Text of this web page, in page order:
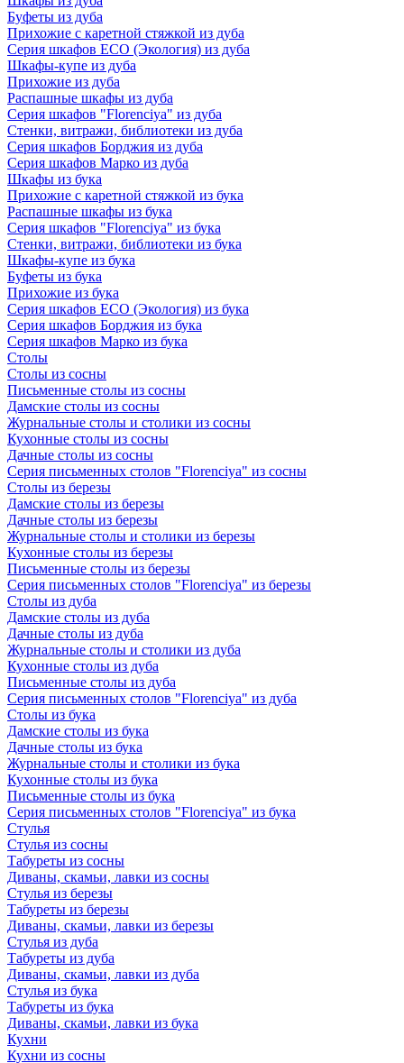
Буфеты из дуба
Прихожие с каретной стяжкой из дуба
Серия шкафов ECO (Экология) из дуба
Шкафы-купе из дуба
Прихожие из дуба
Распашные шкафы из дуба
Серия шкафов "Florenciya" из дуба
Стенки, витражи, библиотеки из дуба
Серия шкафов Борджия из дуба
Серия шкафов Марко из дуба
Шкафы из бука
Прихожие с каретной стяжкой из бука
Распашные шкафы из бука
Серия шкафов "Florenciya" из бука
Стенки, витражи, библиотеки из бука
Шкафы-купе из бука
Буфеты из бука
Прихожие из бука
Серия шкафов ECO (Экология) из бука
Серия шкафов Борджия из бука
Серия шкафов Марко из бука
Столы
Столы из сосны
Письменные столы из сосны
Дамские столы из сосны
Журнальные столы и столики из сосны
Кухонные столы из сосны
Дачные столы из сосны
Серия письменных столов "Florenciya" из сосны
Столы из березы
Дамские столы из березы
Дачные столы из березы
Журнальные столы и столики из березы
Кухонные столы из березы
Письменные столы из березы
Серия письменных столов "Florenciya" из березы
Столы из дуба
Дамские столы из дуба
Дачные столы из дуба
Журнальные столы и столики из дуба
Кухонные столы из дуба
Письменные столы из дуба
Серия письменных столов "Florenciya" из дуба
Столы из бука
Дамские столы из бука
Дачные столы из бука
Журнальные столы и столики из бука
Кухонные столы из бука
Письменные столы из бука
Серия письменных столов "Florenciya" из бука
Стулья
Стулья из сосны
Табуреты из сосны
Диваны, скамьи, лавки из сосны
Стулья из березы
Табуреты из березы
Диваны, скамьи, лавки из березы
Стулья из дуба
Табуреты из дуба
Диваны, скамьи, лавки из дуба
Стулья из бука
Табуреты из бука
Диваны, скамьи, лавки из бука
Кухни
Кухни из сосны